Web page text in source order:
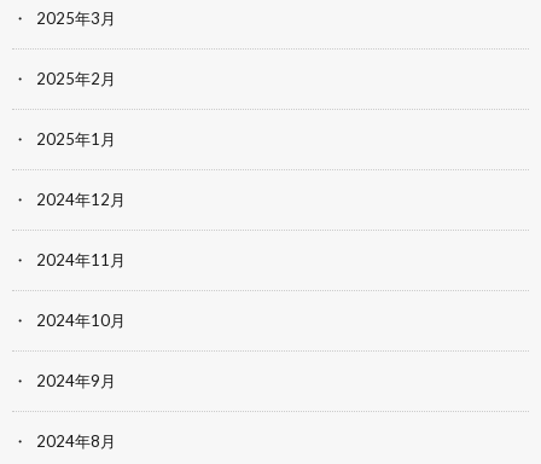
2025年3月
2025年2月
2025年1月
2024年12月
2024年11月
2024年10月
2024年9月
2024年8月